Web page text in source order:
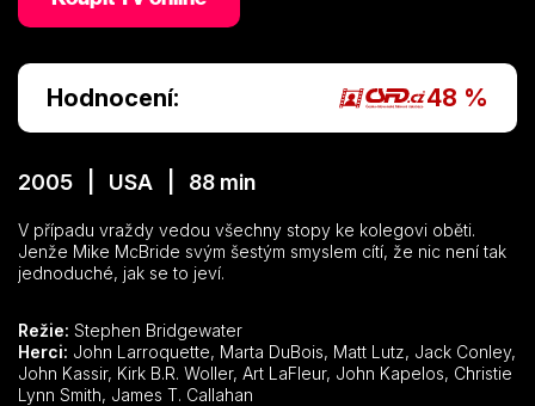
Hodnocení: 48 %
2005 | USA | 88 min
V případu vraždy vedou všechny stopy ke kolegovi oběti.
Jenže Mike McBride svým šestým smyslem cítí, že nic není tak
jednoduché, jak se to jeví.
Režie: Stephen Bridgewater
Herci:
John Kassir, Kirk B.R. Woller, Art LaFleur, John Kapelos, Christie
Lynn Smith, James T. Callahan